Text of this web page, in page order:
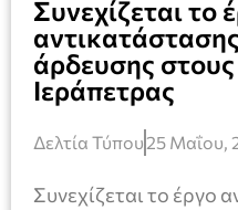
Συνεχίζεται το
άρδευσης
Ιεράπετρας
Δελτία Τύπου 25 Μαΐου,
Συνεχίζεται το έργο